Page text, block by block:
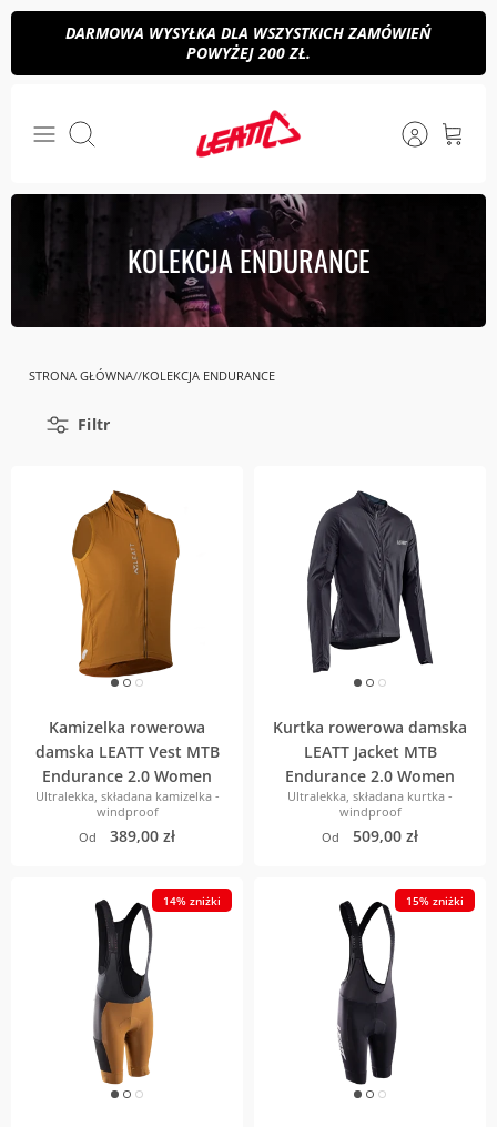
Przejdź
treści
DARMOWA WYSYŁKA DLA WSZYSTKICH ZAMÓWIEŃ
POWYŻEJ 200 ZŁ.
Szukaj
KOLEKCJA ENDURANCE
STRONA GŁÓWNA KOLEKCJA ENDURANCE
Filtr
Kamizelka rowerowa
damska LEATT Vest MTB
Endurance 2.0 Women
Ultralekka, składana kamizelka -
windproof
Od
389,00 zł
Kurtka rowerowa damska
LEATT Jacket MTB
Endurance 2.0 Women
Ultralekka, składana kurtka -
windproof
Od
509,00 zł
14% zniżki 15% zniżki